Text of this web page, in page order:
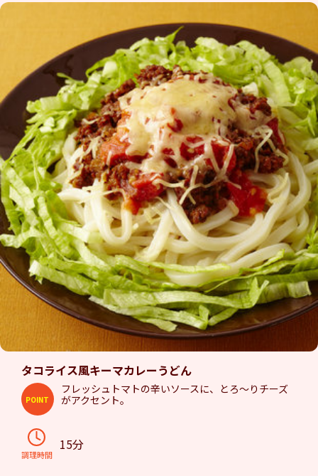
タコライス風キーマカレーうどん
POINT
フレッシュトマトの辛いソースに、とろ～りチーズ
がアクセント。
調理時間
15分